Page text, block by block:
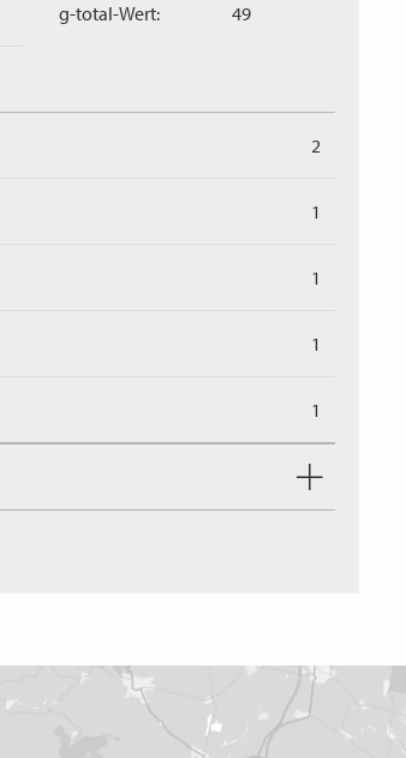
g-total-Wert: 49
2
1
1
1
1